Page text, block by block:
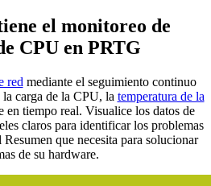
el monitoreo de
CPU en PRTG
red mediante el seguimiento continuo
carga de la CPU, la temperatura de la
en tiempo real. Visualice los datos de
claros para identificar los problemas
que necesita para solucionar
de su hardware.